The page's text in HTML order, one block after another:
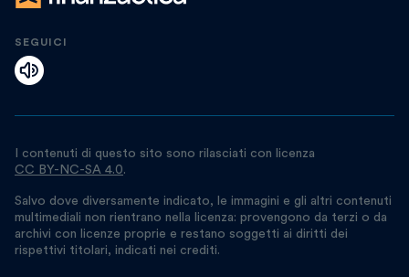
SEGUICI
I contenuti di questo sito sono rilasciati con licenza
CC BY-NC-SA 4.0.
Salvo dove diversamente indicato, le immagini e gli altri contenuti
multimediali non rientrano nella licenza: provengono da terzi o da
archivi con licenze proprie e restano soggetti ai diritti dei
rispettivi titolari, indicati nei crediti.